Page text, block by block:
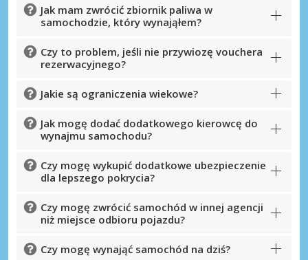
Jak mam zwrócić zbiornik paliwa w
samochodzie, który wynająłem?
Czy to problem, jeśli nie przywiozę vouchera
rezerwacyjnego?
Jakie są ograniczenia wiekowe?
Jak mogę dodać dodatkowego kierowcę do
wynajmu samochodu?
Czy mogę wykupić dodatkowe ubezpieczenie
dla lepszego pokrycia?
Czy mogę zwrócić samochód w innej agencji
niż miejsce odbioru pojazdu?
Czy mogę wynająć samochód na dziś?